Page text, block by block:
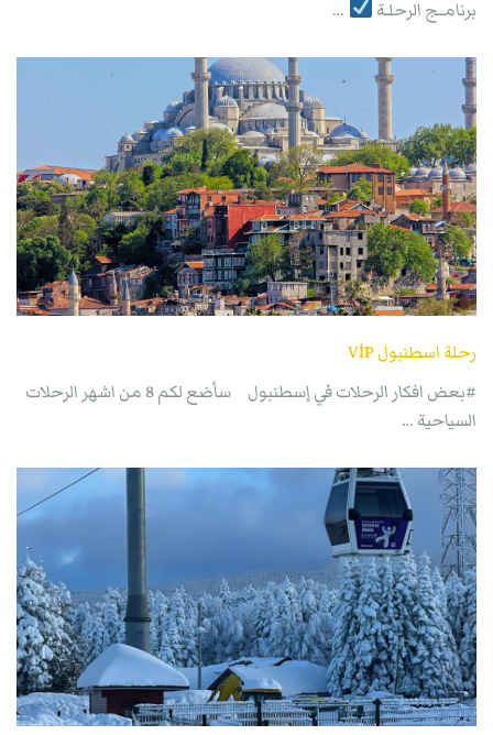
برنامــج الرحلـة
…
رحلة اسطنبول VİP
#بعض افكار الرحلات في إسطنبول سأضع لكم 8 من اشهر الرحلات
السياحية …